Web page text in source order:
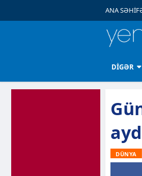
ANA
DİGƏR
DÜNYA